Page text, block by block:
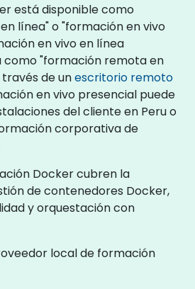
está disponible como
línea" o "formación en vivo
en vivo en línea
"formación remota en
de unescritorio remoto
en vivo presencial puede
del cliente en Peru o
corporativa de
Docker cubren la
de contenedores Docker,
y orquestación con
local de formación